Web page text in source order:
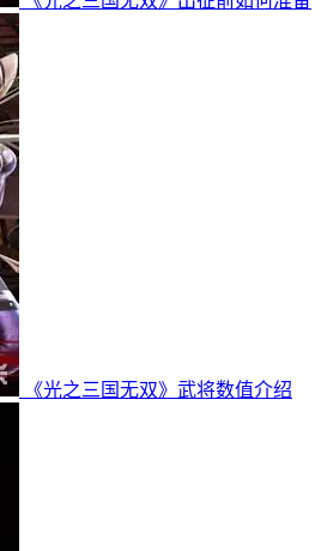
《光之三国无双》武将数值介绍